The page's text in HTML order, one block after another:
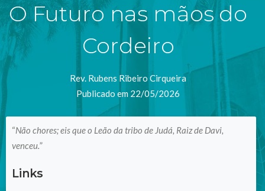
O Futuro nas mãos do
Cordeiro
Rev. Rubens Ribeiro Cirqueira
Publicado em 22/05/2026
“Não chores; eis que o Leão da tribo de Judá, Raiz de Davi,
venceu.”
Links